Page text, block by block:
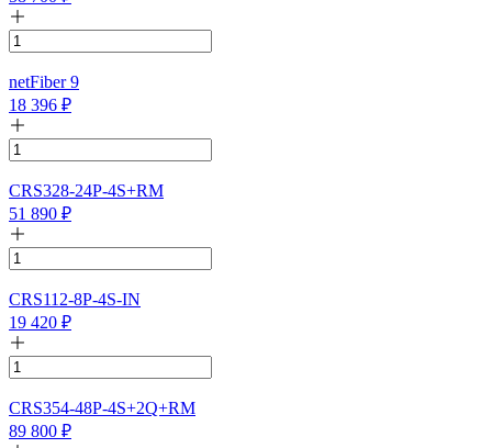
netFiber 9
18 396 ₽
CRS328-24P-4S+RM
51 890 ₽
CRS112-8P-4S-IN
19 420 ₽
CRS354-48P-4S+2Q+RM
89 800 ₽